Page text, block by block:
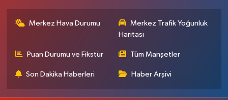
Merkez Hava Durumu
Merkez Trafik Yoğunluk
Haritası
Puan Durumu ve Fikstür Tüm Manşetler
Son Dakika Haberleri Haber Arşivi